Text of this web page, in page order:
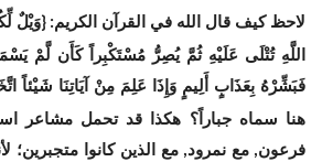
لاحظ كيف قال الله في القرآن الكريم: {وَيْلٌ
اللَّهِ تُتْلَى عَلَيْهِ ثُمَّ يُصِرُّ مُسْتَكْبِراً كَأَن لَّمْ
فَبَشِّرْهُ بِعَذَابٍ أَلِيمٍ وَإِذَا عَلِمَ مِنْ آيَاتِنَا شَيْئاً
هنا سماه جباراً؟ هكذا قد تحمل مشاعر
فرعون, مع نمرود, مع الذين كانوا متجبرين؛